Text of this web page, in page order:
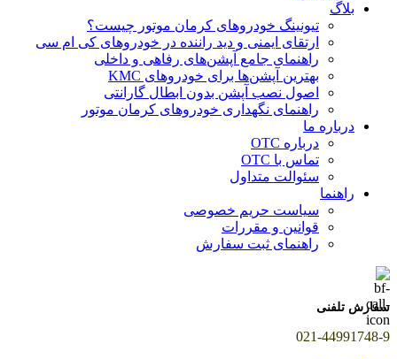
بلاگ
تیونینگ خودروهای کرمان موتور چیست؟
ارتقای ایمنی و دید راننده در خودروهای کی ام سی
راهنمای جامع آپشن‌های رفاهی و داخلی
بهترین آپشن‌ها برای خودروهای KMC
اصول نصب آپشن بدون ابطال گارانتی
راهنمای نگهداری خودروهای کرمان موتور
درباره ما
درباره OTC
تماس با OTC
سئوالت متداول
راهنما
سیاست حریم خصوصی
قوانین و مقررات
راهنمای ثبت سفارش
سفارش تلفنی
021-44991748-9